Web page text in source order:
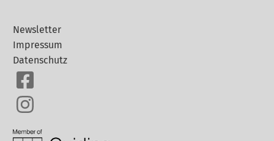
Newsletter
Impressum
Datenschutz